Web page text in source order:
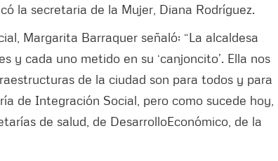
la secretaria de la Mujer, Diana Rodríguez.
Margarita Barraquer señaló: “La alcaldesa
y cada uno metido en su ‘canjoncito’. Ella nos
de la ciudad son para todos y para
de Integración Social, pero como sucede hoy,
de salud, de DesarrolloEconómico, de la